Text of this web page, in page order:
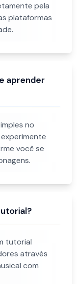
pela
plataformas
aprender
no
você se
tutorial
através
com